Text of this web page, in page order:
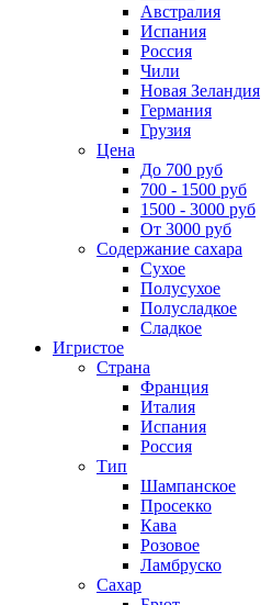
Австралия
Испания
Россия
Чили
Новая Зеландия
Германия
Грузия
Цена
До 700 руб
700 - 1500 руб
1500 - 3000 руб
От 3000 руб
Содержание сахара
Сухое
Полусухое
Полусладкое
Сладкое
Игристое
Страна
Франция
Италия
Испания
Россия
Тип
Шампанское
Просекко
Кава
Розовое
Ламбруско
Сахар